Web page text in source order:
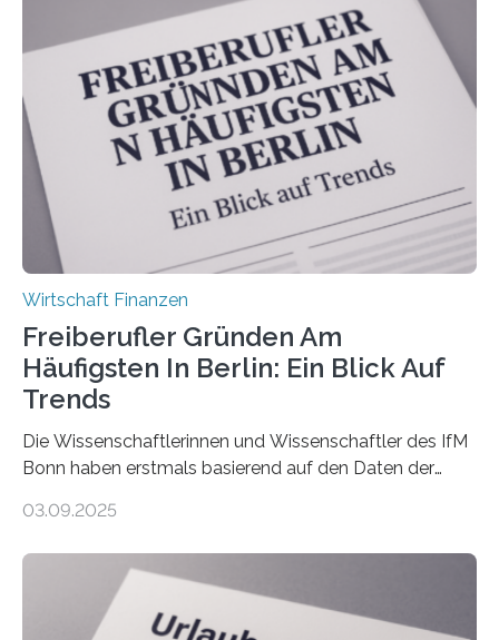
durchgeführt haben. Die Studie basiert auf den
Antworten von 1.440 selbstständigen
Versicherungsvertreter*innen und -makler*innen. Ein
Ergebnis: Deutlich mehr als die Hälfte der Befragten ist
über 50 Jahre alt und wird in den nächsten Jahren eine
Nachfolgeregelung benötigen. Aber nur ein Drittel hat
bereits Regelungen…
Wirtschaft Finanzen
Freiberufler Gründen Am
Häufigsten In Berlin: Ein Blick Auf
Trends
Die Wissenschaftlerinnen und Wissenschaftler des IfM
Bonn haben erstmals basierend auf den Daten der
Landkreise mit den meisten Gründungen von
ist demnach Berlin. Betrachtet man nur die Gründungen
der Freiberuflerinnen, so liegt Leipzig an der Spitze. In
Berlin starteten in 2024 die meisten Personen in eine
03.09.2025